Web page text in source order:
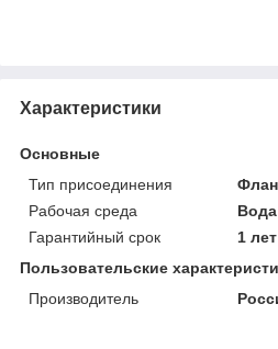
Характеристики
Основные
Тип присоединения
Рабочая среда
Вода
Гарантийный срок
1 лет
Пользовательские
Производитель